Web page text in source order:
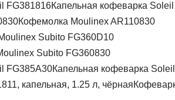
Капельная кофеварка
Кофемолка Moulinex AR110830
Subito FG360D10
Subito FG360830
Капельная кофеварка